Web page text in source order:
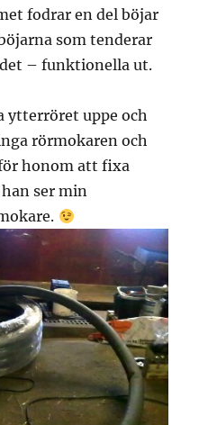
fodrar en del böjar
som tenderar
– funktionella ut.
ytterröret uppe och
rörmokaren och
honom att fixa
ser min